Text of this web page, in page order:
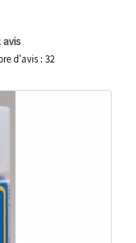
avis
d'avis :32